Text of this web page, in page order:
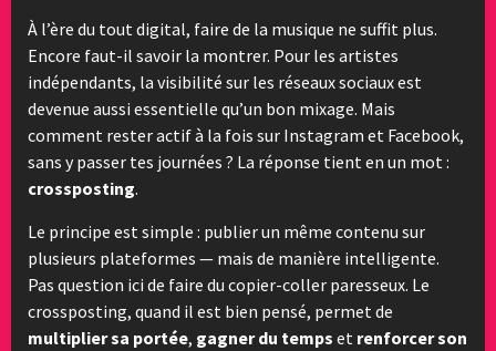
À l’ère du tout digital, faire de la musique ne suffit plus.
Encore faut-il savoir la montrer. Pour les artistes
indépendants, la visibilité sur les réseaux sociaux est
devenue aussi essentielle qu’un bon mixage. Mais
comment rester actif à la fois sur Instagram et Facebook,
sans y passer tes journées ? La réponse tient en un mot :
crossposting.
Le principe est simple : publier un même contenu sur
plusieurs plateformes — mais de manière intelligente.
Pas question ici de faire du copier-coller paresseux. Le
crossposting, quand il est bien pensé, permet de
multiplier sa portée, gagner du temps et renforcer son